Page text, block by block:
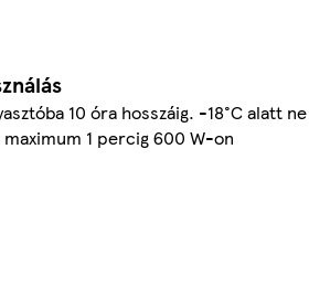
10 óra hosszáig. -18°C alatt ne
1 percig 600 W-on